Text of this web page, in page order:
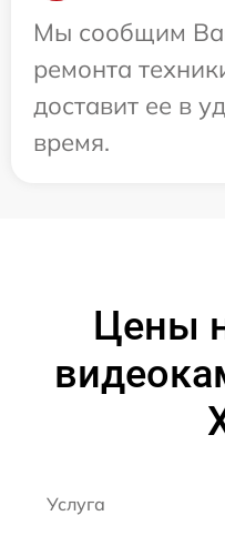
Мы сообщим
ремонта
доставит ее в
время.
Цены
Услуга